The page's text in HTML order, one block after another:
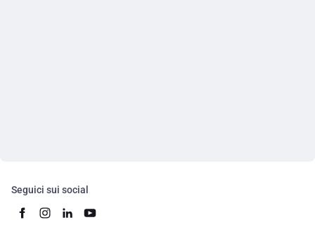
Seguici sui social